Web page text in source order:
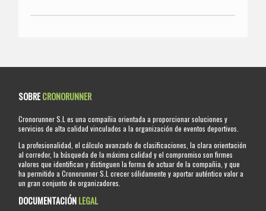
SOBRECRONORUNNER
Cronorunner S.L es una compañia orientada a proporcionar soluciones y
servicios de alta calidad vinculados a la organización de eventos deportivos.
La profesionalidad, el cálculo avanzado de clasificaciones, la clara orientación
al corredor, la búsqueda de la máxima calidad y el compromiso son firmes
valores que identifican y distinguen la forma de actuar de la compañia, y que
ha permitido a Cronorunner S.L crecer sólidamente y aportar auténtico valor a
un gran conjunto de organizadores.
DOCUMENTACIÓNLEGAL